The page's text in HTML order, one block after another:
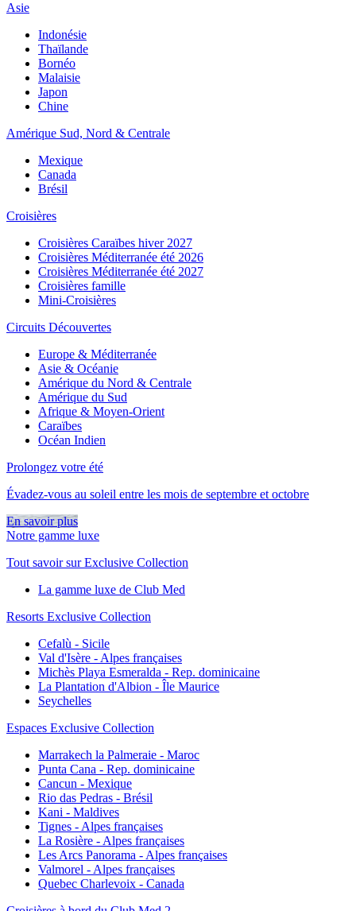
Asie
Indonésie
Thaïlande
Bornéo
Malaisie
Japon
Chine
Amérique Sud, Nord & Centrale
Mexique
Canada
Brésil
Croisières
Croisières Caraïbes hiver 2027
Croisières Méditerranée été 2026
Croisières Méditerranée été 2027
Croisières famille
Mini-Croisières
Circuits Découvertes
Europe & Méditerranée
Asie & Océanie
Amérique du Nord & Centrale
Amérique du Sud
Afrique & Moyen-Orient
Caraïbes
Océan Indien
Prolongez votre été
Évadez-vous au soleil entre les mois de septembre et octobre
En savoir plus
Notre gamme luxe
Tout savoir sur Exclusive Collection
La gamme luxe de Club Med
Resorts Exclusive Collection
Cefalù - Sicile
Val d'Isère - Alpes françaises
Michès Playa Esmeralda - Rep. dominicaine
La Plantation d'Albion - Île Maurice
Seychelles
Espaces Exclusive Collection
Marrakech la Palmeraie - Maroc
Punta Cana - Rep. dominicaine
Cancun - Mexique
Rio das Pedras - Brésil
Kani - Maldives
Tignes - Alpes françaises
La Rosière - Alpes françaises
Les Arcs Panorama - Alpes françaises
Valmorel - Alpes françaises
Quebec Charlevoix - Canada